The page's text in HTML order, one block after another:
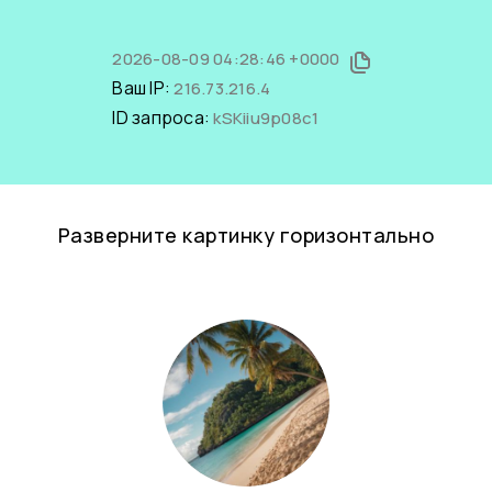
2026-08-09 04:28:46 +0000
Ваш IP:216.73.216.4
ID запроса:kSKiiu9p08c1
Разверните картинку горизонтально